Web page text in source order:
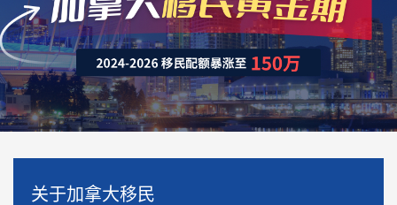
关于加拿大移民